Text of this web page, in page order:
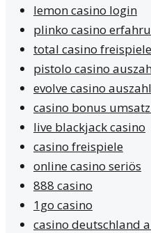
lemon casino login
plinko casino
total casino freispiele
pistolo casino
evolve casino
casino bonus
live blackjack casino
casino freispiele
online casino seriös
888 casino
1go casino
casino deutschland